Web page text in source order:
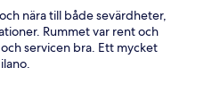
nära till både sevärdheter,
Rummet var rent och
servicen bra. Ett mycket